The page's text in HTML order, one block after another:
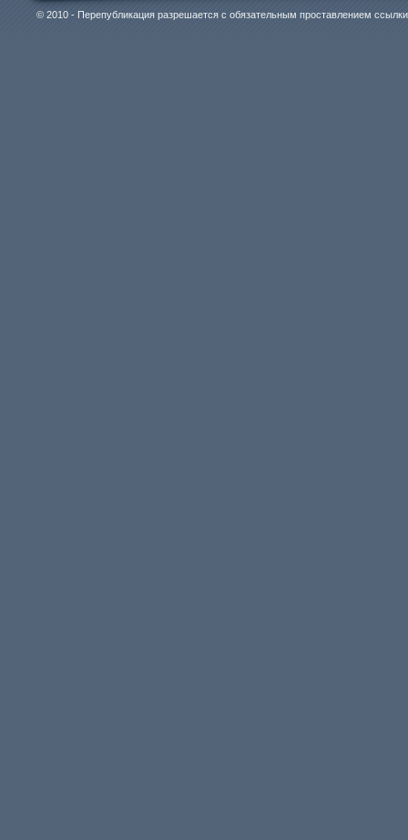
© 2010 - Перепубликация разрешается с обязательным проставлением